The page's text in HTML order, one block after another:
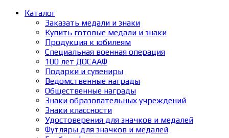
Каталог
Заказать медали и знаки
Купить готовые медали и знаки
Продукция к юбилеям
Специальная военная операция
100 лет ДОСААФ
Подарки и сувениры
Ведомственные награды
Общественные награды
Знаки образовательных учреждений
Знаки классности
Удостоверения для значков и медалей
Футляры для значков и медалей